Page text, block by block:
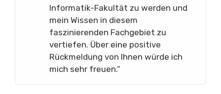
Informatik-Fakultät zu werden und
mein Wissen in diesem
faszinierenden Fachgebiet zu
vertiefen. Über eine positive
Rückmeldung von Ihnen würde ich
mich sehr freuen.“